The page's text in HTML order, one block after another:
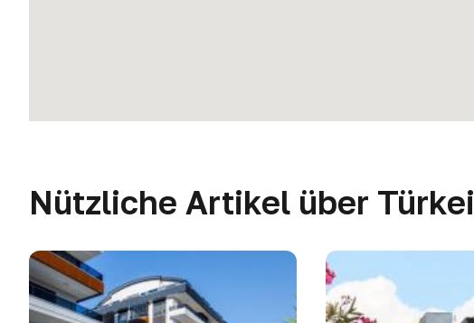
Nützliche Artikel über Türkei